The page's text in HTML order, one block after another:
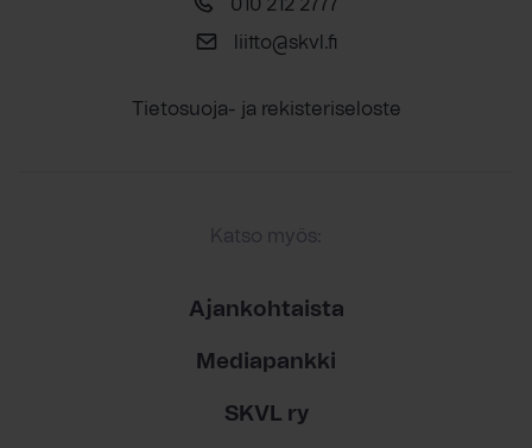
010 212 2777
liitto@skvl.fi
Tietosuoja- ja rekisteriseloste
Katso myös:
Ajankohtaista
Mediapankki
SKVL ry